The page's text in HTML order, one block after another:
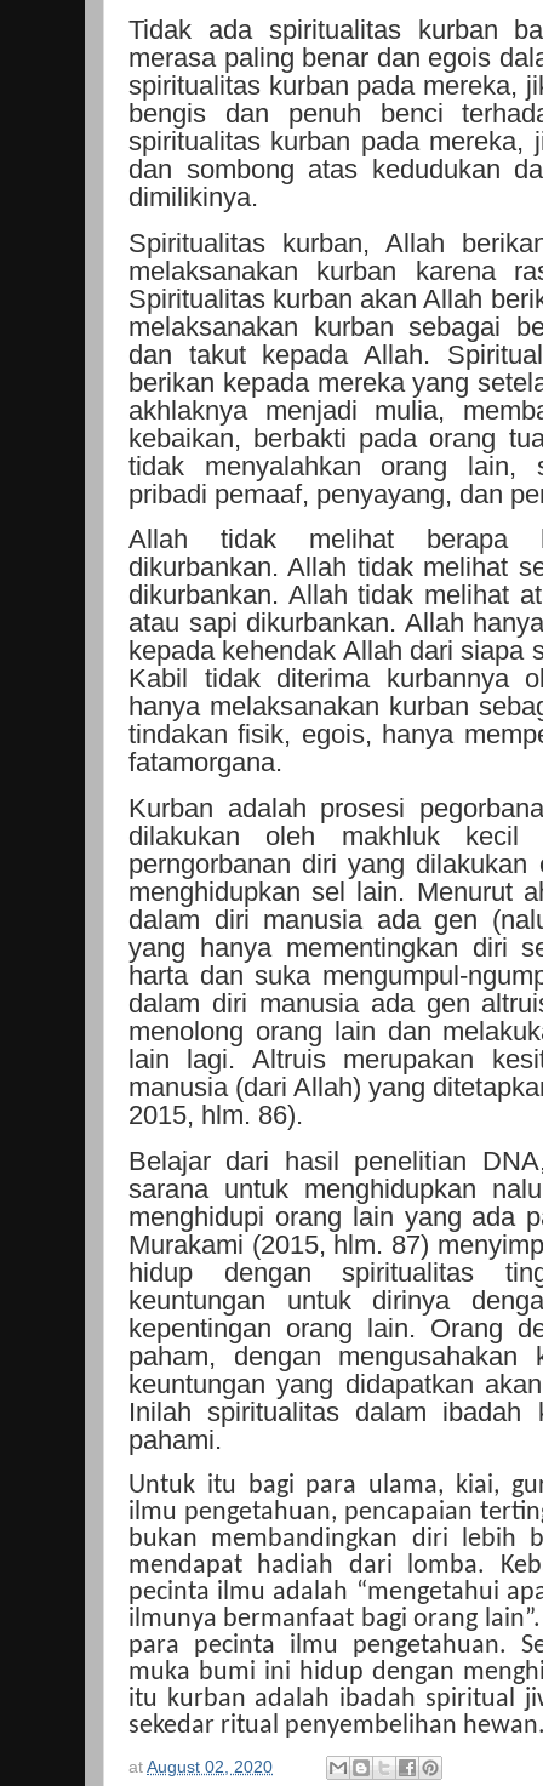
Tidak ada spiritualitas kurban
merasa paling benar dan egois
spiritualitas kurban pada mereka,
bengis dan penuh benci
spiritualitas kurban pada mereka,
dan sombong atas kedudukan
dimilikinya.
Spiritualitas kurban, Allah
melaksanakan kurban karena
Spiritualitas kurban akan Allah
melaksanakan kurban sebagai
dan takut kepada Allah.
berikan kepada mereka yang
akhlaknya menjadi mulia,
kebaikan, berbakti pada orang
tidak menyalahkan orang lain,
pribadi pemaaf, penyayang, dan
Allah tidak melihat berapa
dikurbankan. Allah tidak melihat
dikurbankan. Allah tidak melihat
atau sapi dikurbankan. Allah
kepada kehendak Allah dari siapa
Kabil tidak diterima kurbannya
hanya melaksanakan kurban
tindakan fisik, egois, hanya
fatamorgana.
Kurban adalah prosesi
dilakukan oleh makhluk kecil
perngorbanan diri yang
menghidupkan sel lain. Menurut
dalam diri manusia ada gen
yang hanya mementingkan diri
harta dan suka mengumpul-
dalam diri manusia ada gen
menolong orang lain dan
lain lagi. Altruis merupakan
manusia (dari Allah) yang
2015, hlm. 86).
Belajar dari hasil penelitian
sarana untuk menghidupkan
menghidupi orang lain yang ada
Murakami (2015, hlm. 87)
hidup dengan spiritualitas
keuntungan untuk dirinya
kepentingan orang lain. Orang
paham, dengan mengusahakan
keuntungan yang didapatkan
Inilah spiritualitas dalam
pahami.
Untuk itu bagi para ulama, kiai,
ilmu pengetahuan, pencapaian
bukan membandingkan diri lebih
mendapat hadiah dari lomba.
pecinta ilmu adalah “mengetahui
ilmunya bermanfaat bagi orang
para pecinta ilmu pengetahuan.
muka bumi ini hidup dengan
itu kurban adalah ibadah spiritual
sekedar ritual penyembelihan
at August 02, 2020